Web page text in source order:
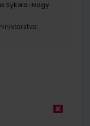
Sykora-Nagy